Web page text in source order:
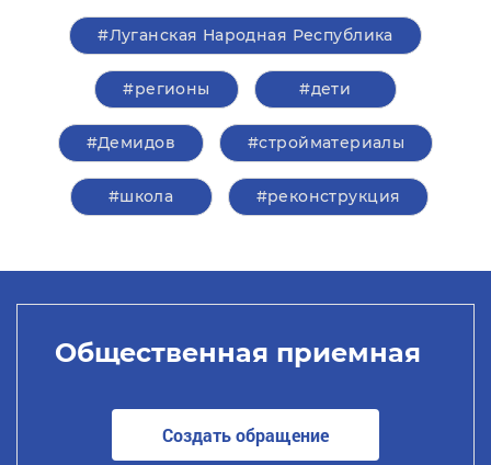
#Луганская Народная Республика
#регионы #дети
#Демидов #стройматериалы
#школа #реконструкция
Общественная приемная
Создать обращение